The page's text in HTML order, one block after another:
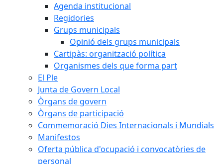
Agenda institucional
Regidories
Grups municipals
Opinió dels grups municipals
Cartipàs: organització política
Organismes dels que forma part
El Ple
Junta de Govern Local
Òrgans de govern
Òrgans de participació
Commemoració Dies Internacionals i Mundials
Manifestos
Oferta pública d'ocupació i convocatòries de
personal